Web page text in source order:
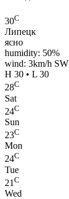
30C
Липецк
ясно
humidity: 50%
wind: 3km/h SW
H 30 • L 30
28C
Sat
24C
Sun
23C
Mon
24C
Tue
21 C
Wed